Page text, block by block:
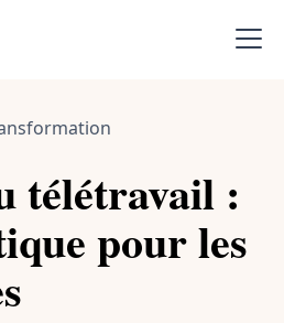
télétravail :
pour les